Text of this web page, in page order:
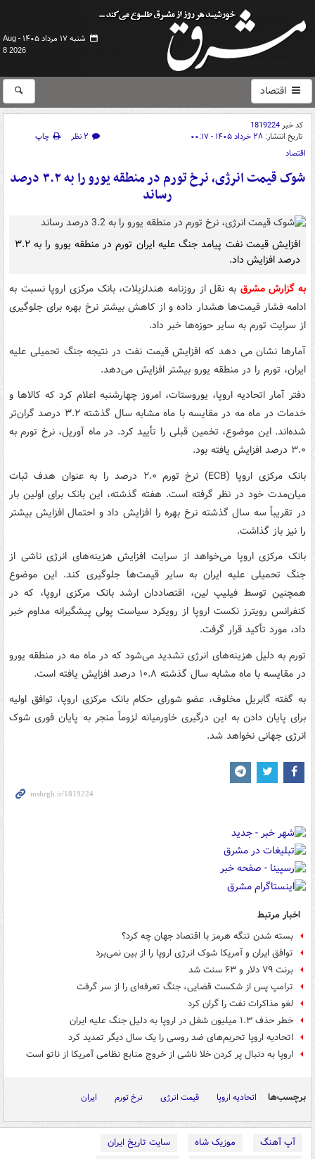
شنبه ۱۷ مرداد ۱۴۰۵ -
Aug
8 2026
اقتصاد
کد خبر1819224
تاریخ انتشار: ۲۸ خرداد ۱۴۰۵ - ۰۰:۱۷ ۲ نظر
چاپ
اقتصاد
شوک قیمت انرژی، نرخ تورم در منطقه یورو را به ۳.۲ درصد
رساند
افزایش قیمت نفت پیامد جنگ علیه ایران تورم در منطقه یورو را به ۳.۲
درصد افزایش داد.
به گزارش مشرق به نقل از روزنامه هندلزبلات، بانک مرکزی اروپا نسبت به
ادامه فشار قیمت‌ها هشدار داده و از کاهش بیشتر نرخ بهره برای جلوگیری
از سرایت تورم به سایر حوزه‌ها خبر داد.
آمارها نشان می دهد که افزایش قیمت نفت در نتیجه جنگ تحمیلی علیه
ایران، تورم را در منطقه یورو بیشتر افزایش می‌دهد.
دفتر آمار اتحادیه اروپا، یوروستات، امروز چهارشنبه اعلام کرد که کالاها و
خدمات در ماه مه در مقایسه با ماه مشابه سال گذشته ۳.۲ درصد گران‌تر
شده‌اند. این موضوع، تخمین قبلی را تأیید کرد. در ماه آوریل، نرخ تورم به
۳.۰ درصد افزایش یافته بود.
بانک مرکزی اروپا (ECB) نرخ تورم ۲.۰ درصد را به عنوان هدف ثبات
میان‌مدت خود در نظر گرفته است. هفته گذشته، این بانک برای اولین بار
در تقریباً سه سال گذشته نرخ بهره را افزایش داد و احتمال افزایش بیشتر
را نیز باز گذاشت.
بانک مرکزی اروپا می‌خواهد از سرایت افزایش هزینه‌های انرژی ناشی از
جنگ تحمیلی علیه ایران به سایر قیمت‌ها جلوگیری کند. این موضوع
همچنین توسط فیلیپ لین، اقتصاددان ارشد بانک مرکزی اروپا، که در
کنفرانس رویترز نکست اروپا از رویکرد سیاست پولی پیشگیرانه مداوم خبر
داد، مورد تأکید قرار گرفت.
تورم به دلیل هزینه‌های انرژی تشدید می‌شود که در ماه مه در منطقه یورو
در مقایسه با ماه مشابه سال گذشته ۱۰.۸ درصد افزایش یافته است.
به گفته گابریل مخلوف، عضو شورای حکام بانک مرکزی اروپا، توافق اولیه
برای پایان دادن به این درگیری خاورمیانه لزوماً منجر به پایان فوری شوک
انرژی جهانی نخواهد شد.
اخبار مرتبط
بسته شدن تنگه هرمز با اقتصاد جهان چه کرد؟
توافق ایران و آمریکا شوک انرژی اروپا را از بین نمی‌برد
برنت ۷۹ دلار و ۶۳ سنت شد
ترامپ پس از شکست قضایی، جنگ تعرفه‌ای را از سر گرفت
لغو مذاکرات نفت را گران کرد
خطر حذف ۱.۳ میلیون شغل در اروپا به دلیل جنگ علیه ایران
اتحادیه اروپا تحریم‌های ضد روسی را یک سال دیگر تمدید کرد
اروپا به دنبال پر کردن خلا ناشی از خروج منابع نظامی آمریکا از ناتو است
برچسب‌ها اتحادیه اروپا قیمت انرژی نرخ تورم ایران
آپ آهنگ موزیک شاه
سایت تاریخ ایران